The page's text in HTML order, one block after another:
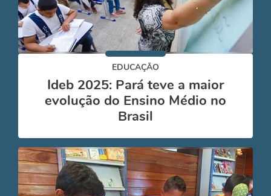
EDUCAÇÃO
Ideb 2025: Pará teve a maior
evolução do Ensino Médio no
Brasil